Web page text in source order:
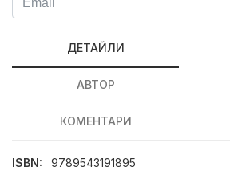
ДЕТАЙЛИ
АВТОР
КОМЕНТАРИ
ISBN:
9789543191895